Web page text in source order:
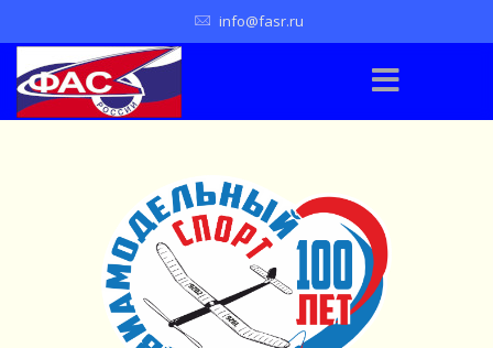
info@fasr.ru